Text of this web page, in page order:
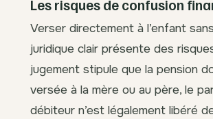
Les risques de confusion
Verser directement à l’enfant
juridique clair présente des
jugement stipule que la pension
versée à la mère ou au père, le
débiteur n’est légalement libéré